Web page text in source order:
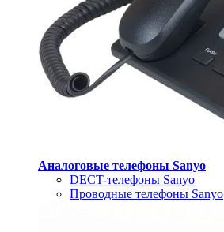
Аналоговые телефоны Sanyo
DECT-телефоны Sanyo
Проводные телефоны Sanyo